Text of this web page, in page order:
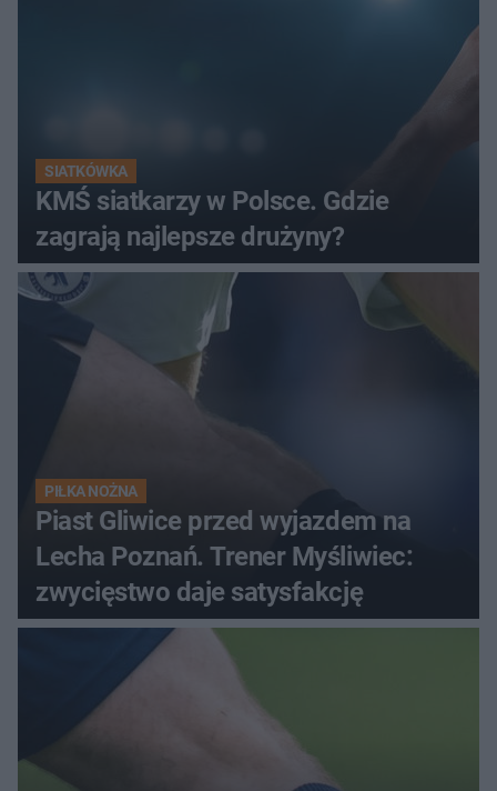
SIATKÓWKA
KMŚ siatkarzy w Polsce. Gdzie
zagrają najlepsze drużyny?
PIŁKA NOŻNA
Piast Gliwice przed wyjazdem na
Lecha Poznań. Trener Myśliwiec:
zwycięstwo daje satysfakcję